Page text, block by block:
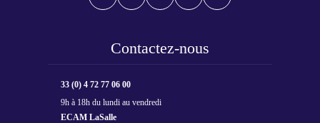
Contactez-nous
33 (0) 4 72 77 06 00
9h à 18h du lundi au vendredi
ECAM LaSalle